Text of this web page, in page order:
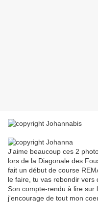
J'aime beaucoup ces 2
lors de la Diagonale des
fait un début de course
le faire, tu vas rebondir vers
Son compte-rendu à lire sur
j'encourage de tout mon